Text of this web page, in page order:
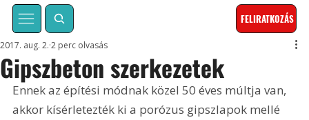
FELIRATKOZÁS
Gipszbeton szerkezetek
2017. aug. 2. 2 perc olvasás
Ennek az építési módnak közel 50 éves múltja van,
akkor kísérletezték ki a porózus gipszlapok mellé